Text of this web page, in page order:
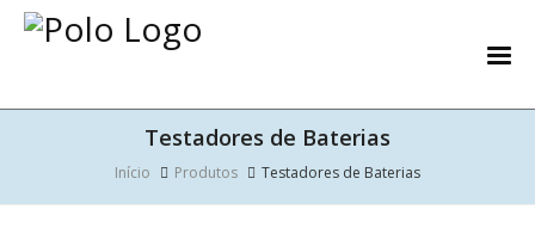
Testadores de Baterias
Início Produtos Testadores de Baterias